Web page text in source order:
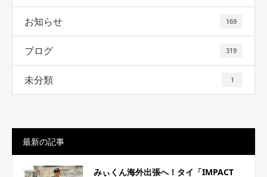
お知らせ 169
ブログ 319
未分類 1
最新の記事
みぃくん海外出張へ！タイ「IMPACT